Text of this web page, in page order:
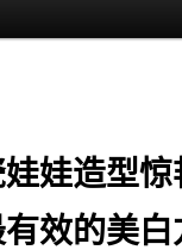
娃造型
效的美